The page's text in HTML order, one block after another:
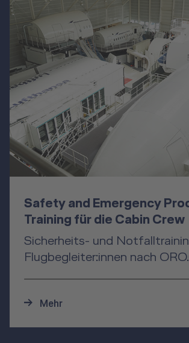
Safety and Emergency
Training für die Cabin Crew
Sicherheits- und
Flugbegleiter:innen nach
Mehr